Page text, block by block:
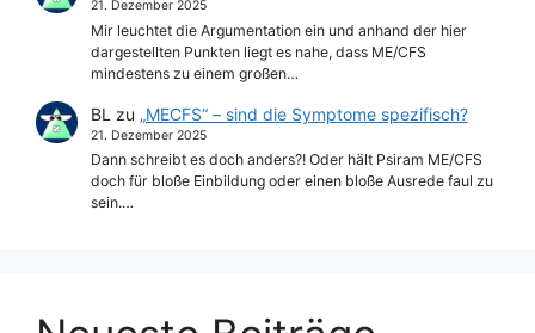
21. Dezember 2025
Mir leuchtet die Argumentation ein und anhand der hier
dargestellten Punkten liegt es nahe, dass ME/CFS
mindestens zu einem großen…
BL zu „MECFS“ – sind die Symptome spezifisch?
21. Dezember 2025
Dann schreibt es doch anders?! Oder hält Psiram ME/CFS
doch für bloße Einbildung oder einen bloße Ausrede faul zu
sein.…